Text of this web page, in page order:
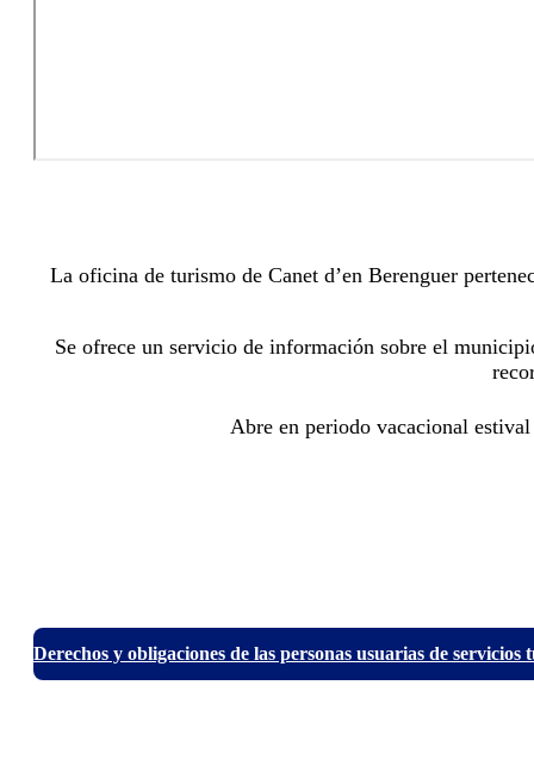
La oficina de turismo de Canet d’en Berenguer
Se ofrece un servicio de información sobre el
Abre en periodo vacacional
Derechos y obligaciones de las personas usuarias de servicios